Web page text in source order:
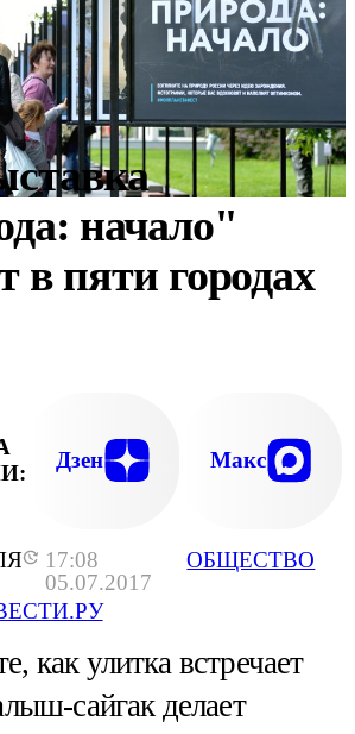
17:08
05.07.2017
ОБЩЕСТВО
начало"
в пяти городах
Дзен Макс
как улитка встречает
сайгак делает